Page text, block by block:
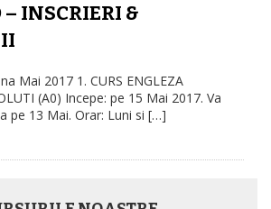
INSCRIERI &
Mai 2017 1. CURS ENGLEZA
(A0) Incepe: pe 15 Mai 2017. Va
pe 13 Mai. Orar: Luni si […]